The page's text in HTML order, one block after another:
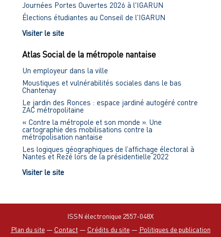
Journées Portes Ouvertes 2026 à l'IGARUN
Élections étudiantes au Conseil de l'IGARUN
Visiter le site
Atlas Social de la métropole nantaise
Un employeur dans la ville
Moustiques et vulnérabilités sociales dans le bas
Chantenay
Le jardin des Ronces : espace jardiné autogéré contre
ZAC métropolitaine
« Contre la métropole et son monde ». Une
cartographie des mobilisations contre la
métropolisation nantaise
Les logiques géographiques de l’affichage électoral à
Nantes et Rezé lors de la présidentielle 2022
Visiter le site
ISSN électronique 2557-048X
Plan du site— Contact— Crédits du site— Politiques de publication